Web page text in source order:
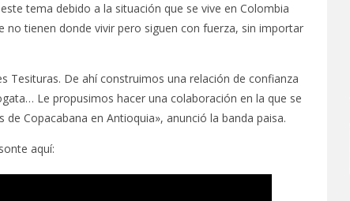
tema debido a la situación que se vive en Colombia
tienen donde vivir pero siguen con fuerza, sin importar
Tesituras. De ahí construimos una relación de confianza
Le propusimos hacer una colaboración en la que se
Copacabana en Antioquia», anunció la banda paisa.
aquí: